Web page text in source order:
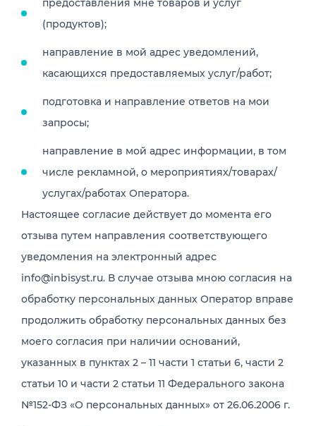
предоставления мне товаров и услуг
(продуктов);
направление в мой адрес уведомлений,
касающихся предоставляемых услуг/работ;
подготовка и направление ответов на мои
запросы;
направление в мой адрес информации, в том
числе рекламной, о мероприятиях/товарах/
услугах/работах Оператора.
Настоящее согласие действует до момента его
отзыва путем направления соответствующего
уведомления на электронный адрес
info@inbisyst.ru. В случае отзыва мною согласия на
обработку персональных данных Оператор вправе
продолжить обработку персональных данных без
моего согласия при наличии оснований,
указанных в пунктах 2 – 11 части 1 статьи 6, части 2
статьи 10 и части 2 статьи 11 Федерального закона
№152-ФЗ «О персональных данных» от 26.06.2006 г.